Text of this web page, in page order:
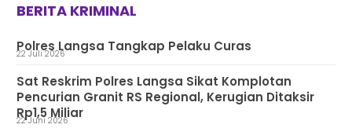
BERITA KRIMINAL
Polres Langsa Tangkap Pelaku Curas
22 Juli 2026
Sat Reskrim Polres Langsa Sikat Komplotan
Pencurian Granit RS Regional, Kerugian Ditaksir
Rp1,5 Miliar
22 Juni 2026